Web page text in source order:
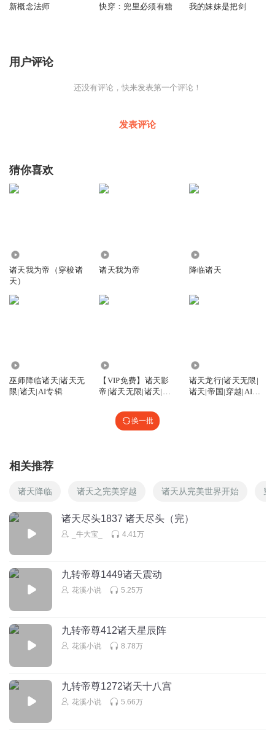
新概念法师 快穿：兜里必须有糖 我的妹妹是把剑
用户评论
还没有评论，快来发表第一个评论！
发表评论
猜你喜欢
诸天我为帝（穿梭诸
天）
诸天我为帝 降临诸天
巫师降临诸天|诸天无
限|诸天|AI专辑
【VIP免费】诸天影
帝|诸天无限|诸天|AI
诸天龙行|诸天无限|
诸天|帝国|穿越|AI专
换一批
相关推荐
诸天降临 诸天之完美穿越 诸天从完美世界开始 穿
诸天尽头1837 诸天尽头（完）
_牛大宝_ 4.41万
九转帝尊1449诸天震动
花溪小说 5.25万
九转帝尊412诸天星辰阵
花溪小说 8.78万
九转帝尊1272诸天十八宫
花溪小说 5.66万